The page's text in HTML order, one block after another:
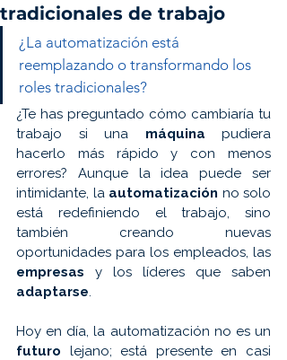
tradicionales de trabajo
¿La automatización está
reemplazando o transformando los
roles tradicionales?
¿Te has preguntado cómo cambiaría tu
trabajo si una máquina pudiera
hacerlo más rápido y con menos
errores? Aunque la idea puede ser
intimidante, la automatización no solo
está redefiniendo el trabajo, sino
también creando nuevas
empresas
adaptarse.
futuro lejano; está presente en casi